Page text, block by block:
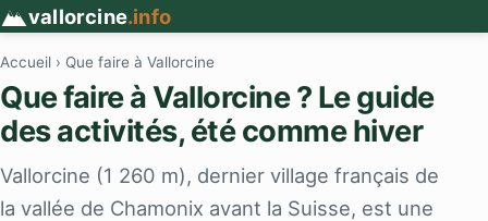
vallorcine.info
Accueil › Que faire à Vallorcine
Que faire à Vallorcine ? Le guide
des activités, été comme hiver
Vallorcine (1 260 m), dernier village français de
la vallée de Chamonix avant la Suisse, est une